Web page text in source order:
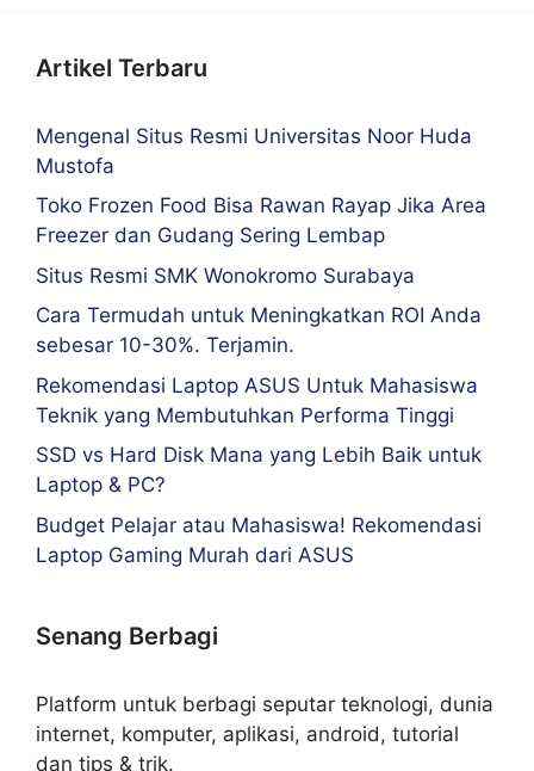
Artikel Terbaru
Mengenal Situs Resmi Universitas Noor Huda
Mustofa
Toko Frozen Food Bisa Rawan Rayap Jika Area
Freezer dan Gudang Sering Lembap
Situs Resmi SMK Wonokromo Surabaya
Cara Termudah untuk Meningkatkan ROI Anda
sebesar 10-30%. Terjamin.
Rekomendasi Laptop ASUS Untuk Mahasiswa
Teknik yang Membutuhkan Performa Tinggi
SSD vs Hard Disk Mana yang Lebih Baik untuk
Laptop & PC?
Budget Pelajar atau Mahasiswa! Rekomendasi
Laptop Gaming Murah dari ASUS
Senang Berbagi
Platform untuk berbagi seputar teknologi, dunia
internet, komputer, aplikasi, android, tutorial
dan tips & trik.